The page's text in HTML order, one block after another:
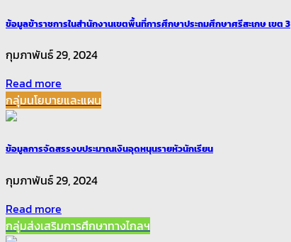
ข้อมูลข้าราชการในสำนักงานเขตพื้นที่การศึกษาประถมศึกษาศรีสะเกษ เขต 3
กุมภาพันธ์ 29, 2024
Read more
กลุ่มนโยบายและแผน
ข้อมูลการจัดสรรงบประมาณเงินอุดหนุนรายหัวนักเรียน
กุมภาพันธ์ 29, 2024
Read more
กลุ่มส่งเสริมการศึกษาทางไกลฯ